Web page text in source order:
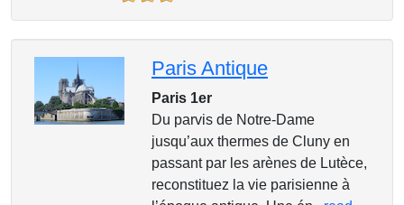
Paris Antique
Paris 1er
Du parvis de Notre-Dame
jusqu’aux thermes de Cluny en
passant par les arènes de Lutèce,
reconstituez la vie parisienne à